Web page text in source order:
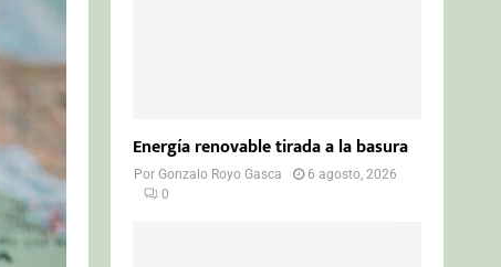
Energía renovable tirada a la basura
PorGonzalo Royo Gasca
6 agosto, 2026
0